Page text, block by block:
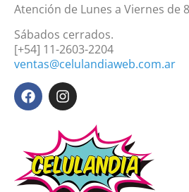
Atención de Lunes a Viernes de
Sábados cerrados.
[+54] 11-2603-2204
ventas@celulandiaweb.com.ar